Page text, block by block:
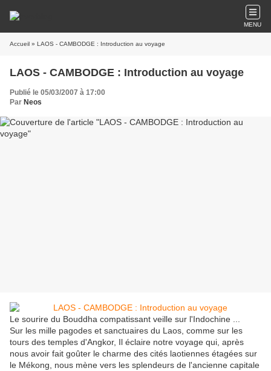
MENU
Accueil » LAOS - CAMBODGE : Introduction au voyage
LAOS - CAMBODGE : Introduction au voyage
Publié le 05/03/2007 à 17:00
Par Neos
Le sourire du Bouddha compatissant veille sur l'Indochine ...
Sur les mille pagodes et sanctuaires du Laos, comme sur les
tours des temples d'Angkor, Il éclaire notre voyage qui, après
nous avoir fait goûter le charme des cités laotiennes étagées sur
le Mékong, nous mène vers les splendeurs de l'ancienne capitale